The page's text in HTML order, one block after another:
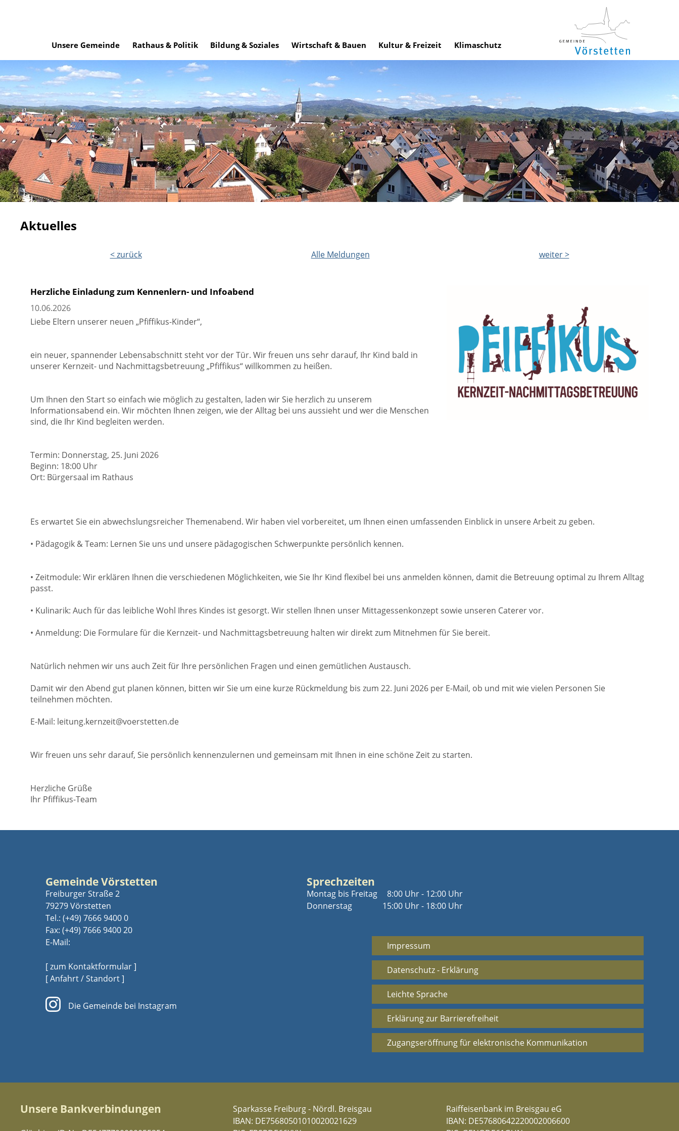
Unsere Gemeinde Rathaus & Politik Bildung & Soziales Wirtschaft & Bauen Kultur & Freizeit Klimaschutz
Aktuelles
< zurück Alle Meldungen weiter >
Herzliche Einladung zum Kennenlern- und Infoabend
10.06.2026
Liebe Eltern unserer neuen „Pfiffikus-Kinder“,
ein neuer, spannender Lebensabschnitt steht vor der Tür. Wir freuen uns sehr darauf, Ihr Kind bald in
unserer Kernzeit- und Nachmittagsbetreuung „Pfiffikus“ willkommen zu heißen.
Um Ihnen den Start so einfach wie möglich zu gestalten, laden wir Sie herzlich zu unserem
Informationsabend ein. Wir möchten Ihnen zeigen, wie der Alltag bei uns aussieht und wer die Menschen
sind, die Ihr Kind begleiten werden.
Termin: Donnerstag, 25. Juni 2026
Beginn: 18:00 Uhr
Ort: Bürgersaal im Rathaus
Es erwartet Sie ein abwechslungsreicher Themenabend. Wir haben viel vorbereitet, um Ihnen einen umfassenden Einblick in unsere Arbeit zu geben.
• Pädagogik & Team: Lernen Sie uns und unsere pädagogischen Schwerpunkte persönlich kennen.
• Zeitmodule: Wir erklären Ihnen die verschiedenen Möglichkeiten, wie Sie Ihr Kind flexibel bei uns anmelden können, damit die Betreuung optimal zu Ihrem Alltag
passt.
• Kulinarik: Auch für das leibliche Wohl Ihres Kindes ist gesorgt. Wir stellen Ihnen unser Mittagessenkonzept sowie unseren Caterer vor.
• Anmeldung: Die Formulare für die Kernzeit- und Nachmittagsbetreuung halten wir direkt zum Mitnehmen für Sie bereit.
Natürlich nehmen wir uns auch Zeit für Ihre persönlichen Fragen und einen gemütlichen Austausch.
Damit wir den Abend gut planen können, bitten wir Sie um eine kurze Rückmeldung bis zum 22. Juni 2026 per E-Mail, ob und mit wie vielen Personen Sie
teilnehmen möchten.
E-Mail: leitung.kernzeit@voerstetten.de
Wir freuen uns sehr darauf, Sie persönlich kennenzulernen und gemeinsam mit Ihnen in eine schöne Zeit zu starten.
Herzliche Grüße
Ihr Pfiffikus-Team
Gemeinde Vörstetten
Freiburger Straße 2
79279 Vörstetten
Tel.: (+49) 7666 9400 0
Fax: (+49) 7666 9400 20
E-Mail:
[ zum Kontaktformular ]
[ Anfahrt / Standort ]
Die Gemeinde bei Instagram
Sprechzeiten
Montag bis Freitag
Donnerstag
8:00 Uhr - 12:00 Uhr
15:00 Uhr - 18:00 Uhr
Impressum
Datenschutz - Erklärung
Leichte Sprache
Erklärung zur Barrierefreiheit
Zugangseröffnung für elektronische Kommunikation
Unsere Bankverbindungen
Sparkasse Freiburg - Nördl. Breisgau
IBAN: DE75680501010020021629
Raiffeisenbank im Breisgau eG
IBAN: DE57680642220002006600